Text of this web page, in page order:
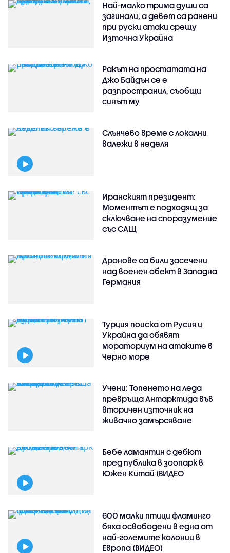
Най-малко трима души са
загинали, а девет са ранени
при руски атаки срещу
Източна Украйна
Ракът на простатата на
Джо Байдън се е
разпространил, съобщи
синът му
Слънчево време с локални
валежи в неделя
Иранският президент:
Моментът е подходящ за
сключване на споразумение
със САЩ
Дронове са били засечени
над военен обект в Западна
Германия
Турция поиска от Русия и
Украйна да обявят
мораториум на атаките в
Черно море
Учени: Топенето на леда
превръща Антарктида във
вторичен източник на
живачно замърсяване
Бебе ламантин с дебют
пред публика в зоопарк в
Южен Китай (ВИДЕО
600 малки птици фламинго
бяха освободени в една от
най-големите колонии в
Европа (ВИДЕО)